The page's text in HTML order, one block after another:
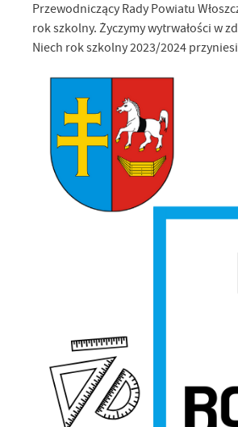
Przewodniczący Rady Powiatu
rok szkolny. Życzymy wytrwałości w
Niech rok szkolny 2023/2024